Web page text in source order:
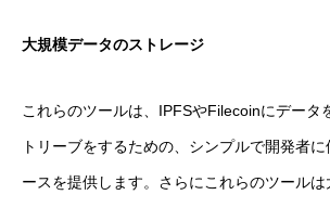
大規模データのストレージ
これらのツールは、IPFSやFilecoinにデータ
トリーブをするための、シンプルで開発者
ースを提供します。さらにこれらのツール